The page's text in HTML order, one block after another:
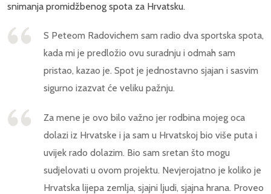
snimanja promidžbenog spota za Hrvatsku.
S Peteom Radovichem sam radio dva sportska spota,
kada mi je predložio ovu suradnju i odmah sam
pristao, kazao je. Spot je jednostavno sjajan i sasvim
sigurno izazvat će veliku pažnju.
Za mene je ovo bilo važno jer rodbina mojeg oca
dolazi iz Hrvatske i ja sam u Hrvatskoj bio više puta i
uvijek rado dolazim. Bio sam sretan što mogu
sudjelovati u ovom projektu. Nevjerojatno je koliko je
Hrvatska lijepa zemlja, sjajni ljudi, sjajna hrana. Proveo